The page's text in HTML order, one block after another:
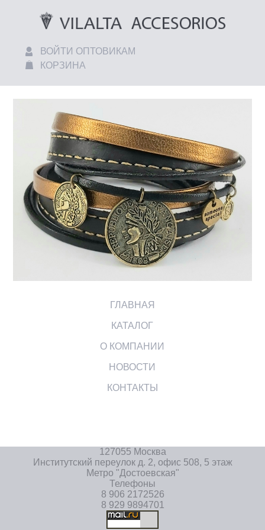
ВОЙТИ ОПТОВИКАМ
КОРЗИНА
ГЛАВНАЯ
КАТАЛОГ
О КОМПАНИИ
НОВОСТИ
КОНТАКТЫ
127055 Москва
Институтский переулок д. 2, офис 508, 5 этаж
Метро "Достоевская"
Телефоны
8 906 2172526
8 929 9894701